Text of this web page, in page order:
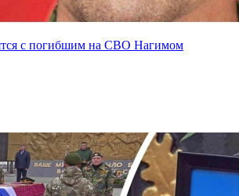
с погибшим на СВО Нагимом